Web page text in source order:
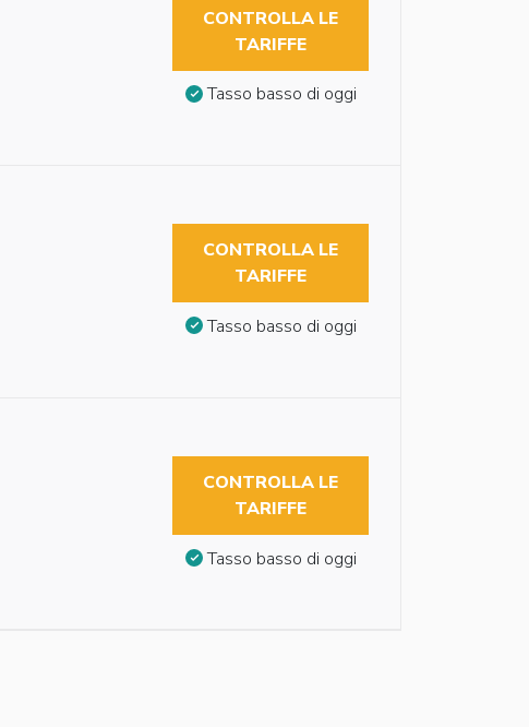
CONTROLLA LE
TARIFFE
Tasso basso di oggi
CONTROLLA LE
TARIFFE
Tasso basso di oggi
CONTROLLA LE
TARIFFE
Tasso basso di oggi